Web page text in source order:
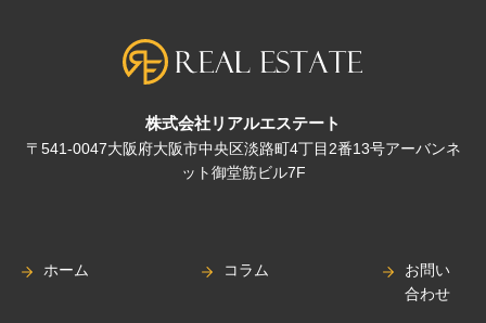
株式会社リアルエステート
〒541-0047大阪府大阪市中央区淡路町4丁目2番13号アーバンネ
ット御堂筋ビル7F
ホーム コラム
お問い
合わせ